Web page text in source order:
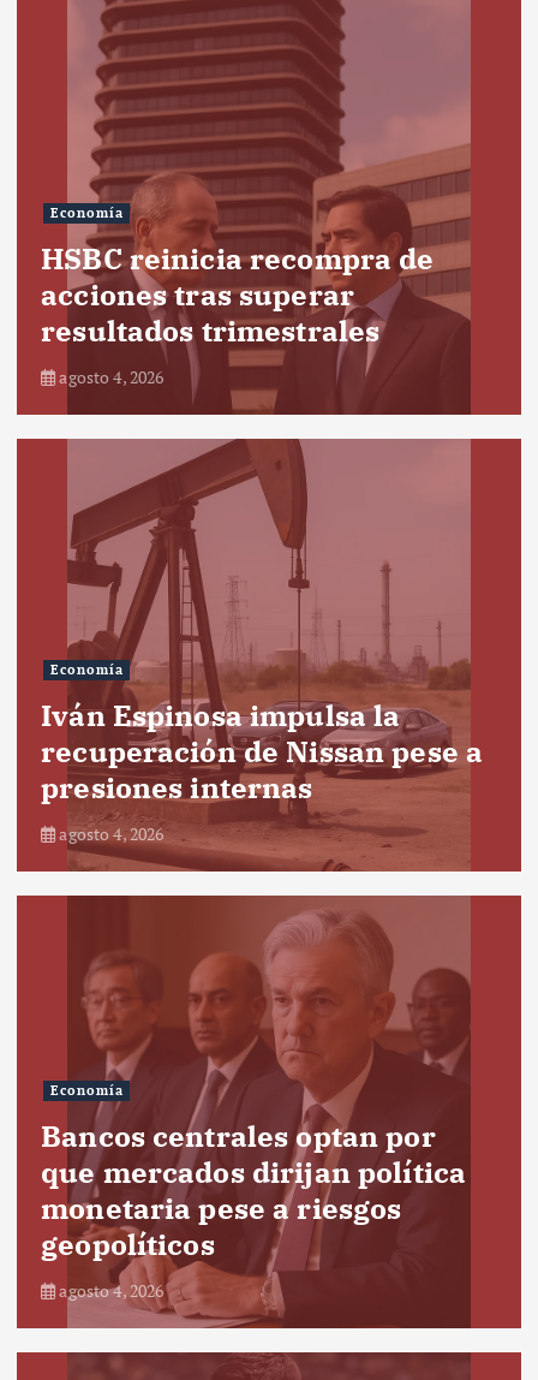
Economía
HSBC reinicia recompra de
acciones tras superar
resultados trimestrales
agosto 4, 2026
Economía
Iván Espinosa impulsa la
recuperación de Nissan pese a
presiones internas
agosto 4, 2026
Economía
Bancos centrales optan por
que mercados dirijan política
monetaria pese a riesgos
geopolíticos
agosto 4, 2026